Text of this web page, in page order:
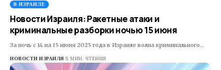
В ИЗРАИЛЕ
Новости Израиля: Ракетные атаки и
криминальные разборки ночью 15 июня
За ночь с 14 на 15 июня 2025 года в Израиле волна криминального…
НОВОСТИ ИЗРАИЛЯ 5 МИН. ЧТЕНИЯ